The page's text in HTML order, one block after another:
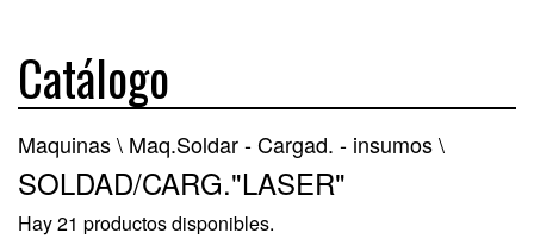
Catálogo
Maquinas \ Maq.Soldar - Cargad. - insumos \
SOLDAD/CARG."LASER"
Hay 21 productos disponibles.